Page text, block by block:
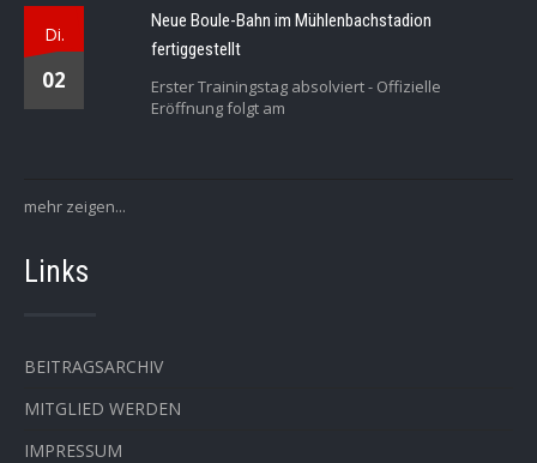
Di.
02
Neue Boule-Bahn im Mühlenbachstadion
fertiggestellt
Erster Trainingstag absolviert - Offizielle
Eröffnung folgt am
mehr zeigen...
Links
BEITRAGSARCHIV
MITGLIED WERDEN
IMPRESSUM